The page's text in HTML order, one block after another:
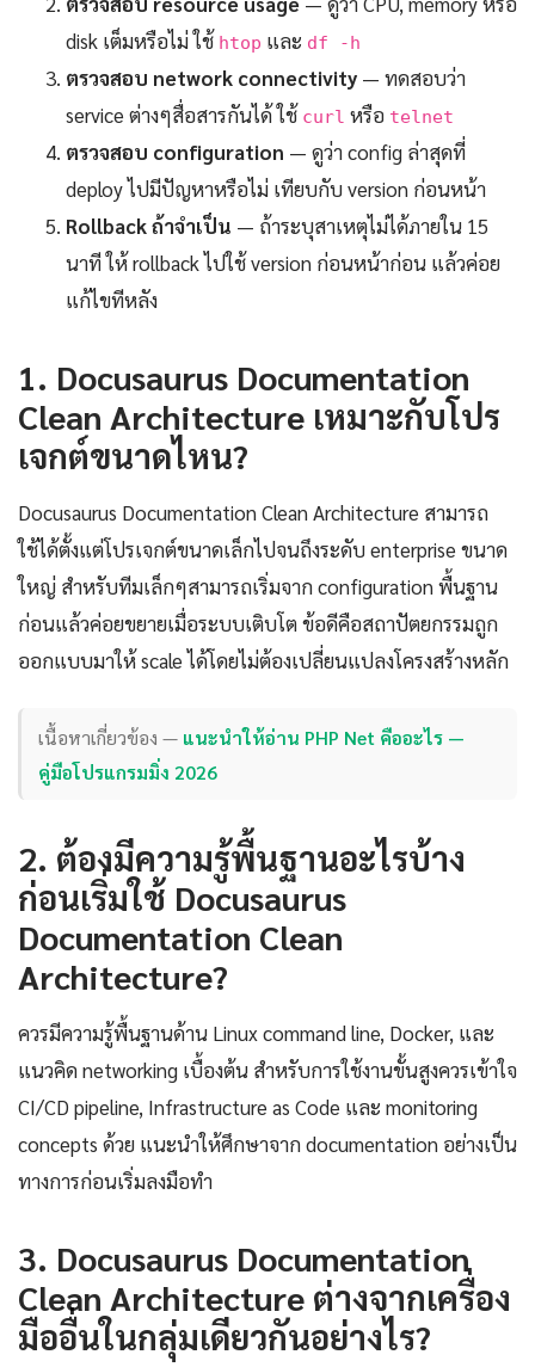
disk เต็มหรือไม่ ใช้ htop และ df -h
ตรวจสอบ network connectivity — ทดสอบว่า
service ต่างๆสื่อสารกันได้ ใช้ curl หรือ telnet
ตรวจสอบ configuration — ดูว่า config ล่าสุดที่
deploy ไปมีปัญหาหรือไม่ เทียบกับ version ก่อนหน้า
Rollback ถ้าจำเป็น — ถ้าระบุสาเหตุไม่ได้ภายใน 15
นาที ให้ rollback ไปใช้ version ก่อนหน้าก่อน แล้วค่อย
แก้ไขทีหลัง
1. Docusaurus Documentation
Clean Architecture เหมาะกับโปร
เจกต์ขนาดไหน?
Docusaurus Documentation Clean Architecture สามารถ
ใช้ได้ตั้งแต่โปรเจกต์ขนาดเล็กไปจนถึงระดับ enterprise ขนาด
ใหญ่ สำหรับทีมเล็กๆสามารถเริ่มจาก configuration พื้นฐาน
ก่อนแล้วค่อยขยายเมื่อระบบเติบโต ข้อดีคือสถาปัตยกรรมถูก
ออกแบบมาให้ scale ได้โดยไม่ต้องเปลี่ยนแปลงโครงสร้างหลัก
เนื้อหาเกี่ยวข้อง — แนะนำให้อ่าน PHP Net คืออะไร —
คู่มือโปรแกรมมิ่ง 2026
2. ต้องมีความรู้พื้นฐานอะไรบ้าง
ก่อนเริ่มใช้ Docusaurus
Documentation Clean
Architecture?
ควรมีความรู้พื้นฐานด้าน Linux command line, Docker, และ
แนวคิด networking เบื้องต้น สำหรับการใช้งานขั้นสูงควรเข้าใจ
CI/CD pipeline, Infrastructure as Code และ monitoring
concepts ด้วย แนะนำให้ศึกษาจาก documentation อย่างเป็น
ทางการก่อนเริ่มลงมือทำ
3. Docusaurus Documentation
Clean Architecture ต่างจากเครื่อง
มืออื่นในกลุ่มเดียวกันอย่างไร?